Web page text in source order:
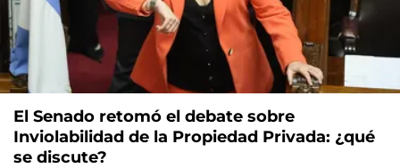
El Senado retomó el debate sobre
Inviolabilidad de la Propiedad Privada: ¿qué
se discute?